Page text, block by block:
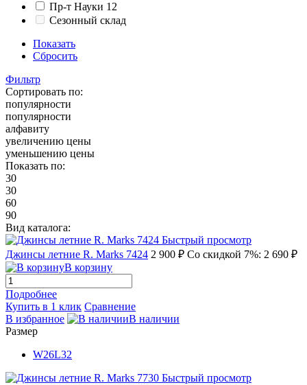
Пр-т Науки 12
Сезонный склад
Показать
Сбросить
Фильтр
Сортировать по:
популярности
популярности
алфавиту
увеличению цены
уменьшению цены
Показать по:
30
30
60
90
Вид каталога:
Быстрый просмотр
Джинсы летние R. Marks 7424 2 900 ₽ Со скидкой 7%: 2 690 ₽
В корзину
Подробнее
Купить в 1 клик Сравнение
В избранное
В наличии
Размер
W26L32
Быстрый просмотр